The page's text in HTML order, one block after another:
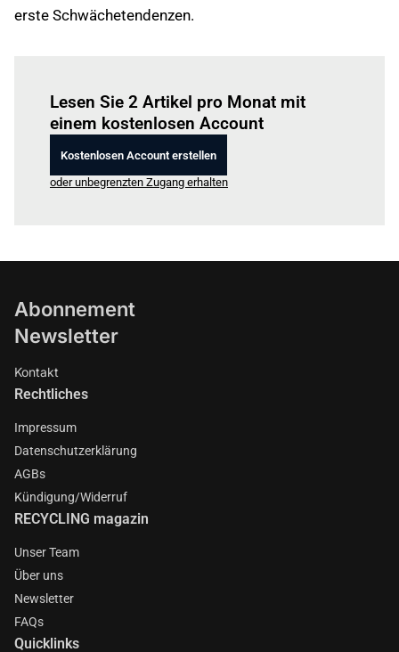
erste Schwächetendenzen.
Lesen Sie 2 Artikel pro Monat mit
einem kostenlosen Account
Kostenlosen Account erstellen
oder unbegrenzten Zugang erhalten
Abonnement
Newsletter
Kontakt
Rechtliches
Impressum
Datenschutzerklärung
AGBs
Kündigung/Widerruf
RECYCLING magazin
Unser Team
Über uns
Newsletter
FAQs
Quicklinks